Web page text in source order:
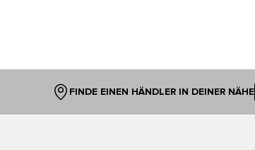
FINDE EINEN HÄNDLER IN DEINER NÄHE